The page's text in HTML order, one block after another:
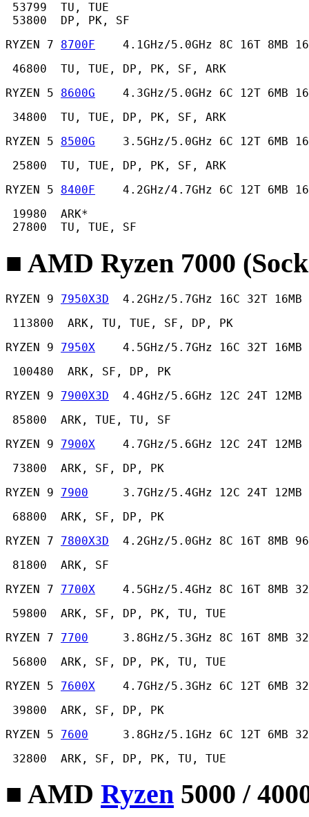
53799  TU, TUE
53800  DP, PK, SF
RYZEN 7 8700F
4.1GHz/5.0GHz 8C 16T 8MB
46800  TU, TUE, DP, PK, SF, ARK
RYZEN 5 8600G
4.3GHz/5.0GHz 6C 12T 6MB
34800  TU, TUE, DP, PK, SF, ARK
RYZEN 5 8500G
3.5GHz/5.0GHz 6C 12T 6MB
25800  TU, TUE, DP, PK, SF, ARK
RYZEN 5 8400F
4.2GHz/4.7GHz 6C 12T 6MB
19980  ARK*
27800  TU, TUE, SF
■ AMD Ryzen 7000
RYZEN 9 7950X3D
4.2GHz/5.7GHz 16C 32T 16MB
113800  ARK, TU, TUE, SF, DP, PK
RYZEN 9 7950X
4.5GHz/5.7GHz 16C 32T 16MB
100480  ARK, SF, DP, PK
RYZEN 9 7900X3D
4.4GHz/5.6GHz 12C 24T 12MB
85800  ARK, TUE, TU, SF
RYZEN 9 7900X
4.7GHz/5.6GHz 12C 24T 12MB
73800  ARK, SF, DP, PK
RYZEN 9 7900
3.7GHz/5.4GHz 12C 24T 12MB
68800  ARK, SF, DP, PK
RYZEN 7 7800X3D
4.2GHz/5.0GHz 8C 16T 8MB
81800  ARK, SF
RYZEN 7 7700X
4.5GHz/5.4GHz 8C 16T 8MB
59800  ARK, SF, DP, PK, TU, TUE
RYZEN 7 7700
3.8GHz/5.3GHz 8C 16T 8MB
56800  ARK, SF, DP, PK, TU, TUE
RYZEN 5 7600X
4.7GHz/5.3GHz 6C 12T 6MB
39800  ARK, SF, DP, PK
RYZEN 5 7600
3.8GHz/5.1GHz 6C 12T 6MB
32800  ARK, SF, DP, PK, TU, TUE
■ AMD Ryzen 5000 /